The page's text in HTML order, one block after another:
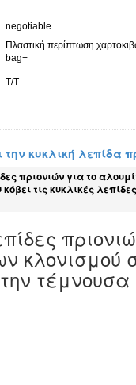
negotiable
Πλαστική περίπτωση
bag+
T/T
την κυκλική λεπίδα
πριονιών για το
τις κυκλικές
κλονισμού